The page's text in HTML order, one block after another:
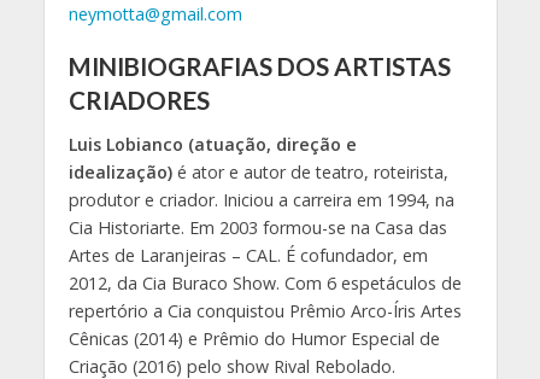
neymotta@gmail.com
MINIBIOGRAFIAS DOS ARTISTAS
CRIADORES
Luis Lobianco (atuação, direção e
idealização)é ator e autor de teatro, roteirista,
produtor e criador. Iniciou a carreira em 1994, na
Cia Historiarte. Em 2003 formou-se na Casa das
Artes de Laranjeiras – CAL. É cofundador, em
2012, da Cia Buraco Show. Com 6 espetáculos de
repertório a Cia conquistou Prêmio Arco-Íris Artes
Cênicas (2014) e Prêmio do Humor Especial de
Criação (2016) pelo show Rival Rebolado.